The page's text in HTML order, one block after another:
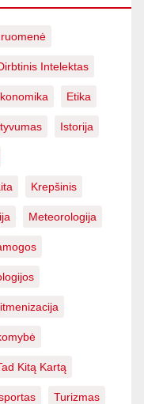
Intelektas
Etika
Istorija
Krepšinis
Meteorologija
Kitą Kartą
Turizmas